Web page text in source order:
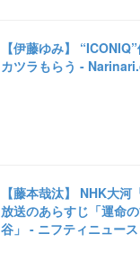
【伊藤ゆみ】
カツラもらう -
【藤本哉汰】 NHK大
放送のあらすじ「運命
谷」 - ニフティニュース